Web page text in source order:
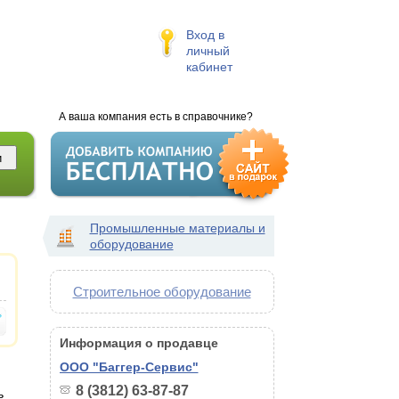
Вход в
личный
кабинет
А ваша компания есть в справочнике?
Промышленные материалы и
оборудование
Строительное оборудование
Информация о продавце
ООО "Баггер-Сервис"
8 (3812) 63-87-87